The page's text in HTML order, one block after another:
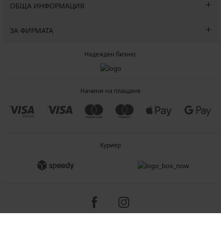
ОБЩА ИНФОРМАЦИЯ
ЗА ФИРМАТА
Надежден бизнес
Начини на плащане
Куриер